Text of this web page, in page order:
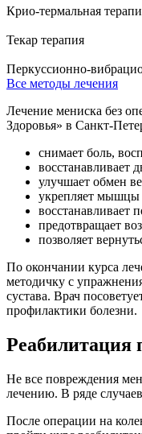
Крио-термальная
Текар терапия
Перкуссионно-
Все методы лечения
Лечение мениска без
Здоровья» в Санкт-
снимает боль,
восстанавливает
улучшает обмен
укрепляет мышцы
восстанавливает
предотвращает
позволяет
По окончании курса
методичку с
сустава. Врач
профилактики болезни.
Реабилитация
Не все повреждения
лечению. В ряде
После операции на